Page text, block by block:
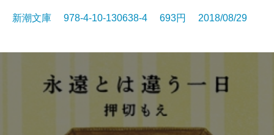
新潮文庫 978-4-10-130638-4 693円 2018/08/29